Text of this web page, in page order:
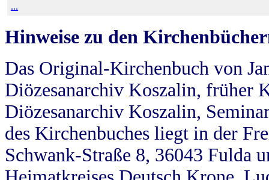
...
Hinweise zu den
Das Original-Kirchenbuch von
Diözesanarchiv Koszalin, früher
Diözesanarchiv Koszalin,
des Kirchenbuches liegt in der
Schwank-Straße 8, 36043 Fulda